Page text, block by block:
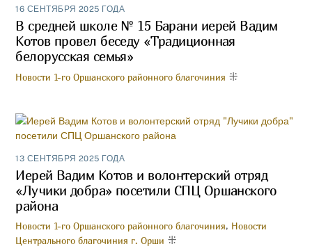
16 СЕНТЯБРЯ 2025 ГОДА
В средней школе № 15 Барани иерей Вадим
Котов провел беседу «Традиционная
белорусская семья»
Новости 1-го Оршанского районного благочиния
13 СЕНТЯБРЯ 2025 ГОДА
Иерей Вадим Котов и волонтерский отряд
«Лучики добра» посетили СПЦ Оршанского
района
Новости 1-го Оршанского районного благочиния, Новости
Центрального благочиния г. Орши